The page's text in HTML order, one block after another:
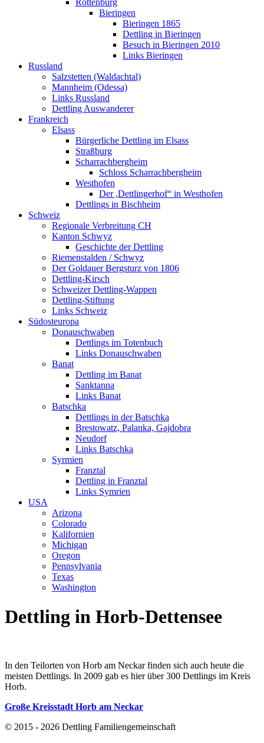
Rottenburg
Bieringen
Bieringen 1865
Dettling in Bieringen
Besuch in Bieringen 2010
Links Bieringen
Russland
Salzstetten (Waldachtal)
Mannheim (Odessa)
Links Russland
Dettling Auswanderer
Frankreich
Elsass
Bürgerliche Dettling im Elsass
Straßburg
Scharrachbergheim
Schloss Scharrachbergheim
Westhofen
Der ,Dettlingerhof“ in Westhofen
Dettlings in Bischheim
Schweiz
Regionale Verbreitung CH
Kanton Schwyz
Geschichte der Dettling
Riemenstalden / Schwyz
Der Goldauer Bergsturz von 1806
Dettling-Kirsch
Schweizer Dettling-Wappen
Dettling-Stiftung
Links Schweiz
Südosteuropa
Donauschwaben
Dettlings im Totenbuch
Links Donauschwaben
Banat
Dettling im Banat
Sanktanna
Links Banat
Batschka
Dettlings in der Batschka
Brestowatz, Palanka, Gajdobra
Neudorf
Links Batschka
Syrmien
Franztal
Dettling in Franztal
Links Symrien
USA
Arizona
Colorado
Kalifornien
Michigan
Oregon
Pennsylvania
Texas
Washington
Dettling in Horb-Dettensee
In den Teilorten von Horb am Neckar finden sich auch heute die
meisten Dettlings. In 2009 gab es hier über 300 Dettlings im Kreis
Horb.
Große Kreisstadt Horb am Neckar
© 2015 - 2026 Dettling Familiengemeinschaft